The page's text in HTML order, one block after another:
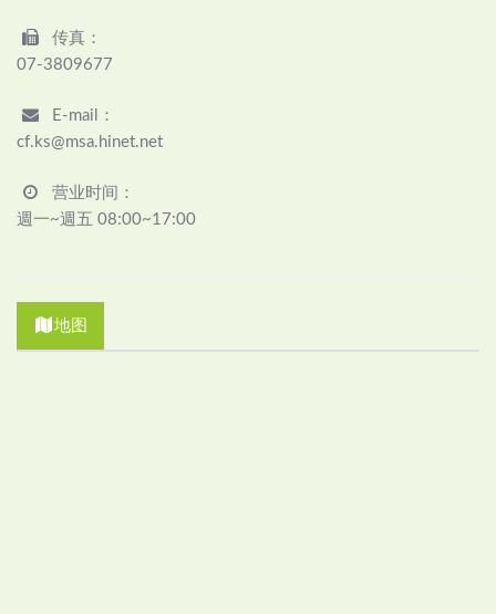
传真：
07-3809677
E-mail：
cf.ks@msa.hinet.net
营业时间：
週一~週五 08:00~17:00
地图